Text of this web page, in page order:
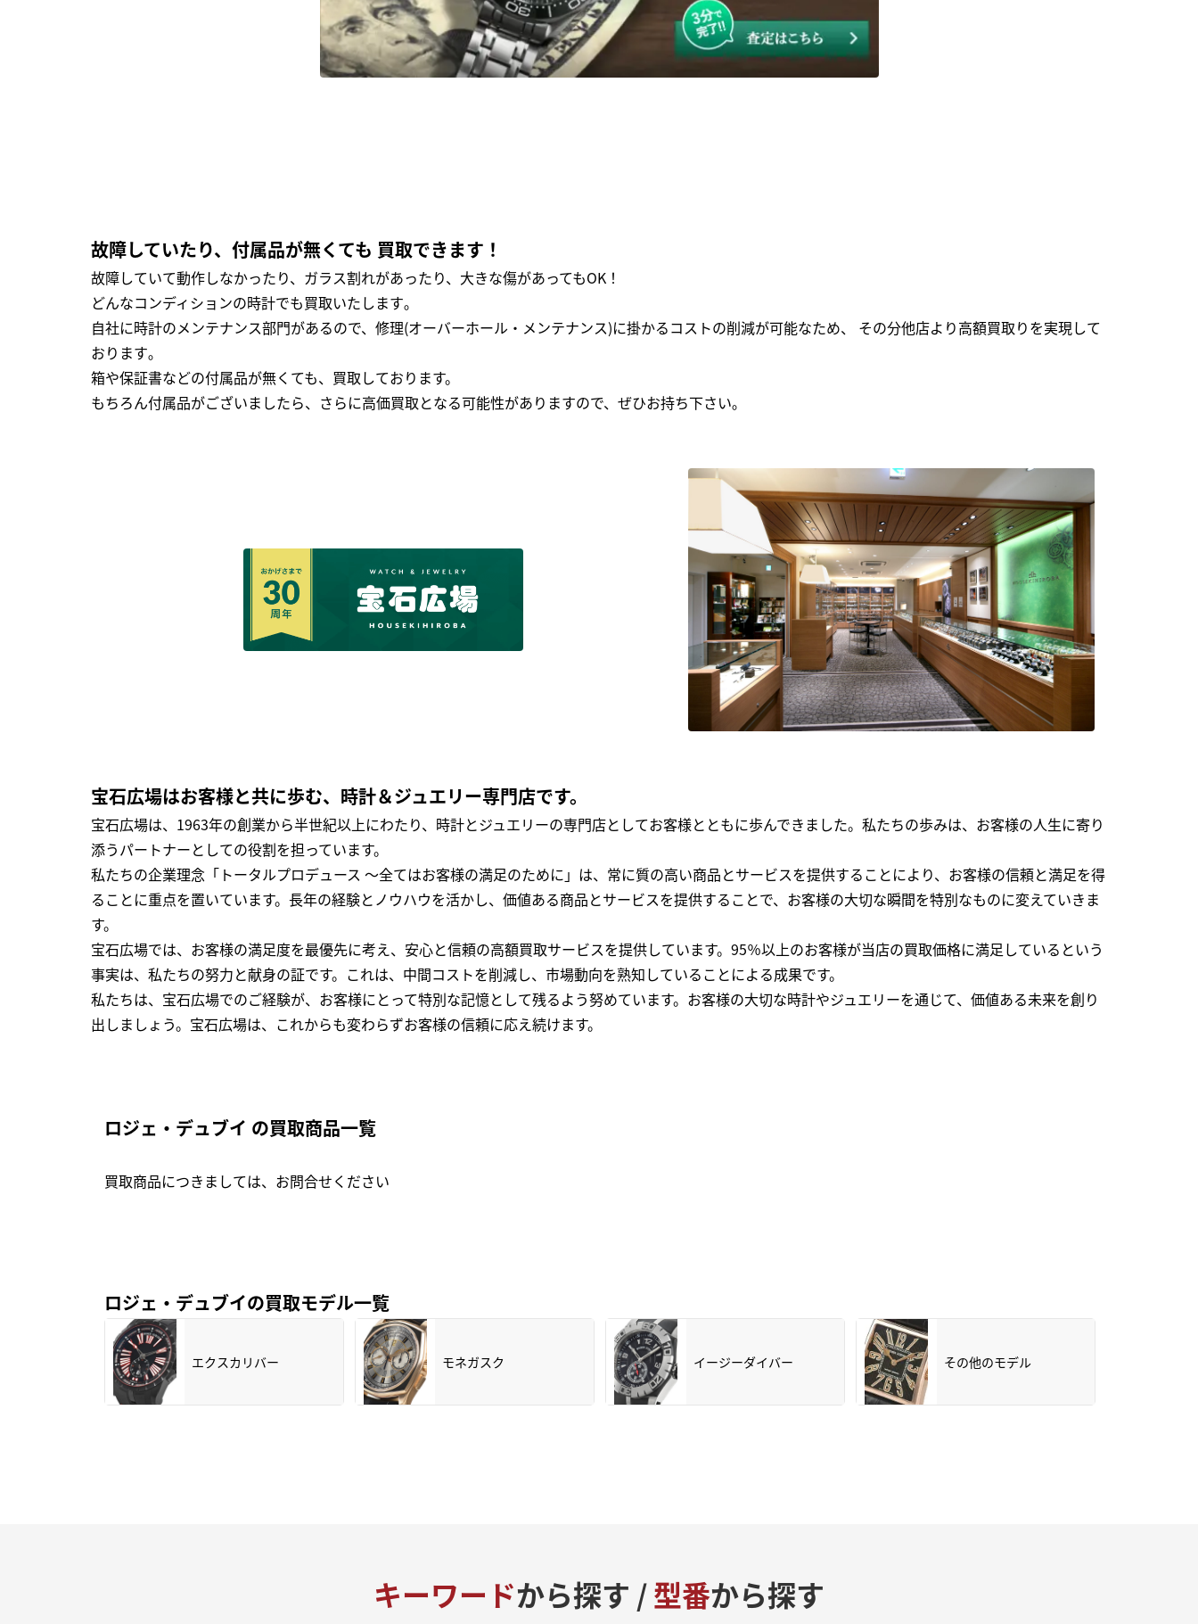
故障していたり、付属品が無くても 買取できます！
故障していて動作しなかったり、ガラス割れがあったり、大きな傷があってもOK！
どんなコンディションの時計でも買取いたします｡
自社に時計のメンテナンス部門があるので、修理(オーバーホール・メンテナンス)に掛かるコストの削減が可能なため、 その分他店より高額買取りを実現して
おります｡
箱や保証書などの付属品が無くても、買取しております。
もちろん付属品がございましたら、さらに高価買取となる可能性がありますので、ぜひお持ち下さい｡
宝石広場はお客様と共に歩む、時計＆ジュエリー専門店です。
宝石広場は、1963年の創業から半世紀以上にわたり、時計とジュエリーの専門店としてお客様とともに歩んできました。私たちの歩みは、お客様の人生に寄り
添うパートナーとしての役割を担っています。
私たちの企業理念「トータルプロデュース ～全てはお客様の満足のために」は、常に質の高い商品とサービスを提供することにより、お客様の信頼と満足を得
ることに重点を置いています。長年の経験とノウハウを活かし、価値ある商品とサービスを提供することで、お客様の大切な瞬間を特別なものに変えていきま
す。
宝石広場では、お客様の満足度を最優先に考え、安心と信頼の高額買取サービスを提供しています。95％以上のお客様が当店の買取価格に満足しているという
事実は、私たちの努力と献身の証です。これは、中間コストを削減し、市場動向を熟知していることによる成果です。
私たちは、宝石広場でのご経験が、お客様にとって特別な記憶として残るよう努めています。お客様の大切な時計やジュエリーを通じて、価値ある未来を創り
出しましょう。宝石広場は、これからも変わらずお客様の信頼に応え続けます。
ロジェ・デュブイ の買取商品一覧
買取商品につきましては、お問合せください
ロジェ・デュブイの買取モデル一覧
エクスカリバー モネガスク イージーダイバー その他のモデル
キーワードから探す /型番から探す